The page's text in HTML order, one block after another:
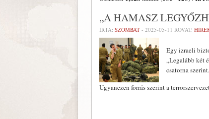
„A HAMASZ
ÍRTA: SZOMBAT - 2025-05-11 ROVAT:
Egy izraeli
„Legalább két
csatorna szerint.
Ugyanezen forrás szerint a